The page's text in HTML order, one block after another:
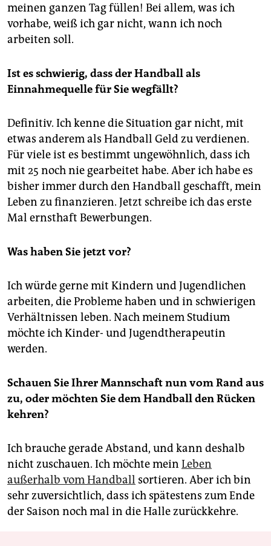
meinen ganzen Tag füllen! Bei allem, was ich
vorhabe, weiß ich gar nicht, wann ich noch
arbeiten soll.
Ist es schwierig, dass der Handball als
Einnahmequelle für Sie wegfällt?
Definitiv. Ich kenne die Situation gar nicht, mit
etwas anderem als Handball Geld zu verdienen.
Für viele ist es bestimmt ungewöhnlich, dass ich
mit 25 noch nie gearbeitet habe. Aber ich habe es
bisher immer durch den Handball geschafft, mein
Leben zu finanzieren. Jetzt schreibe ich das erste
Mal ernsthaft Bewerbungen.
Was haben Sie jetzt vor?
Ich würde gerne mit Kindern und Jugendlichen
arbeiten, die Probleme haben und in schwierigen
Verhältnissen leben. Nach meinem Studium
möchte ich Kinder- und Jugendtherapeutin
werden.
Schauen Sie Ihrer Mannschaft nun vom Rand aus
zu, oder möchten Sie dem Handball den Rücken
kehren?
Ich brauche gerade Abstand, und kann deshalb
nicht zuschauen. Ich möchte mein Leben
außerhalb vom Handball sortieren. Aber ich bin
sehr zuversichtlich, dass ich spätestens zum Ende
der Saison noch mal in die Halle zurückkehre.